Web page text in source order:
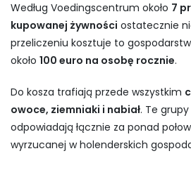
Według Voedingscentrum około 7
kupowanej żywności ostatecznie
przeliczeniu kosztuje to
około 100 euro na osobę rocznie.
Do kosza trafiają przede wszystkim
owoce, ziemniaki i nabiał. Te
odpowiadają łącznie za ponad
wyrzucanej w holenderskich